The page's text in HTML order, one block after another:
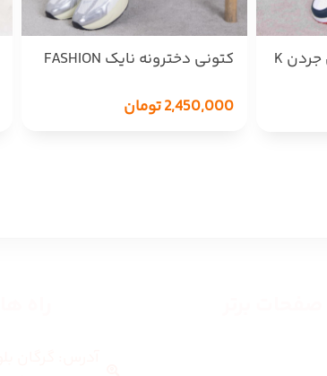
کتونی دخترونه وارداتی جردن K
کتونی دخترونه نایک FASHION
2,450,000تومان